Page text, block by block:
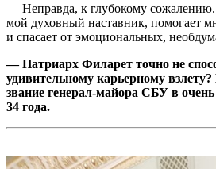
— Неправда, к глубокому
мой духовный наставник, помогает
и спасает от эмоциональных,
— Патриарх Филарет точно не
удивительному карьерному
звание генерал-майора СБУ в
34 года.